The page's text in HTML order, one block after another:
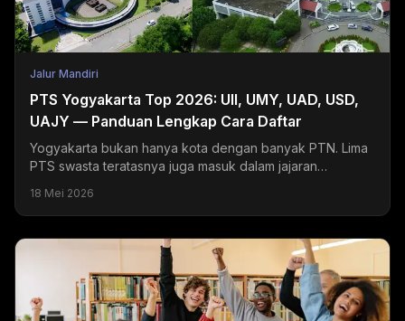
Jalur Mandiri
PTS Yogyakarta Top 2026: UII, UMY, UAD, USD,
UAJY — Panduan Lengkap Cara Daftar
Yogyakarta bukan hanya kota dengan banyak PTN. Lima
PTS swasta teratasnya juga masuk dalam jajaran
tujuan...
18 Mei 2026